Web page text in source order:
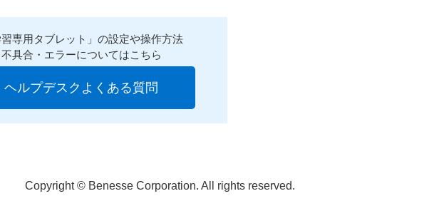
専用タブレット」の設定や操作方法
不具合・エラーについてはこちら
ヘルプデスクよくある質問
Copyright © Benesse Corporation. All rights reserved.